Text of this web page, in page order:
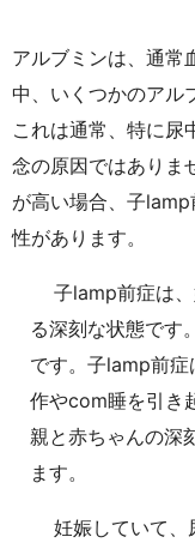
アルブミンは、通常
中、いくつかのアル
これは通常、特に尿
念の原因ではありま
が高い場合、子
性があります。
子lamp前症は
る深刻な状態です
です。子lamp前
作やcom睡を引き
親と赤ちゃんの深
ます。
妊娠していて、